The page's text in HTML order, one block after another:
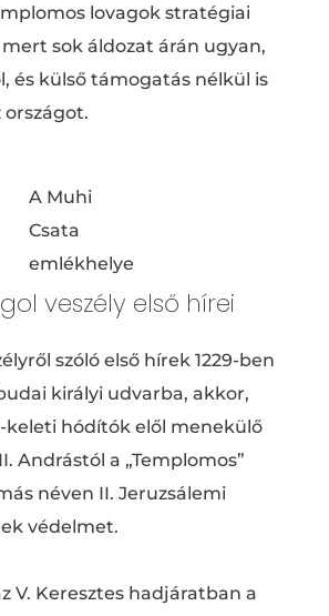
lovagok stratégiai
sok áldozat árán ugyan,
és külső támogatás nélkül is
A Muhi
Csata
emlékhelye
veszély első hírei
szóló első hírek 1229-ben
királyi udvarba, akkor,
keleti hódítók elől menekülő
Andrástól a „Templomos”
néven II. Jeruzsálemi
védelmet.
V. Keresztes hadjáratban a